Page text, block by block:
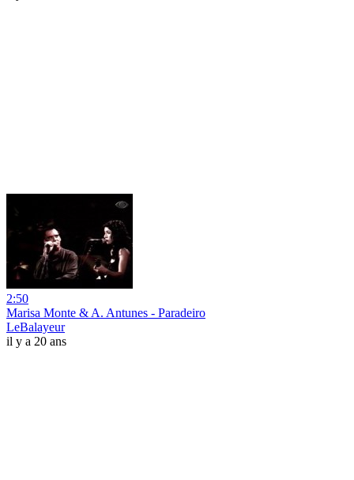
2:50
Marisa Monte & A. Antunes - Paradeiro
LeBalayeur
il y a 20 ans